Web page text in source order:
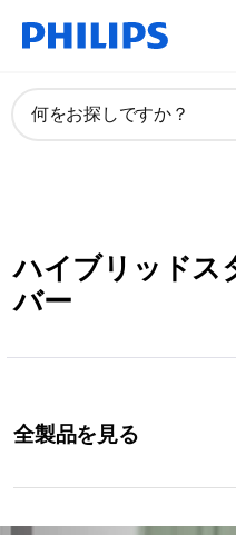
何をお探しですか？
ハイブリッドス
バー
全製品を見る